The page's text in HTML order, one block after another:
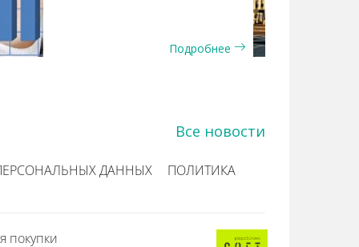
Подробнее
Все новости
ДАННЫХ ПОЛИТИКА
покупки